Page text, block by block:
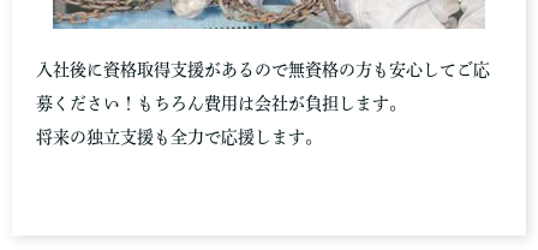
入社後に資格取得支援があるので無資格の方も安心してご応
募ください！もちろん費用は会社が負担します。
将来の独立支援も全力で応援します。